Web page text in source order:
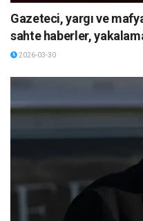
Gazeteci, yargı ve
sahte haberler,
2026-03-30